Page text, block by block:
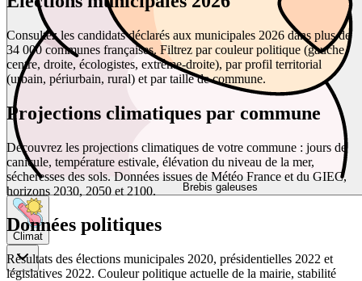
Brebis galeuses
Climat
Consultez les candidats déclarés aux municipales 2026 dans plus de
34 000 communes françaises. Filtrez par couleur politique (gauche,
centre, droite, écologistes, extrême-droite), par profil territorial
(urbain, périurbain, rural) et par taille de commune.
Projections climatiques par commune
Découvrez les projections climatiques de votre commune : jours de
canicule, température estivale, élévation du niveau de la mer,
sécheresses des sols. Données issues de Météo France et du GIEC,
horizons 2030, 2050 et 2100.
Données politiques
Résultats des élections municipales 2020, présidentielles 2022 et
législatives 2022. Couleur politique actuelle de la mairie, stabilité